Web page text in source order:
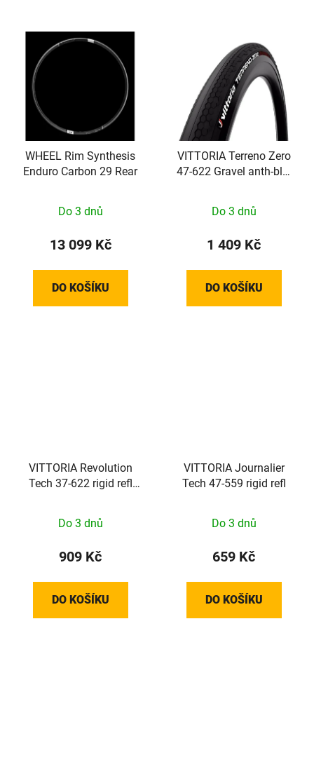
WHEEL Rim Synthesis
Enduro Carbon 29 Rear
Do 3 dnů
13 099 Kč
DO KOŠÍKU
VITTORIA Terreno Zero
47-622 Gravel anth-blk-
Do 3 dnů
1 409 Kč
DO KOŠÍKU
VITTORIA Revolution
Tech 37-622 rigid refl
Do 3 dnů
909 Kč
DO KOŠÍKU
VITTORIA Journalier
Tech 47-559 rigid refl
Do 3 dnů
659 Kč
DO KOŠÍKU